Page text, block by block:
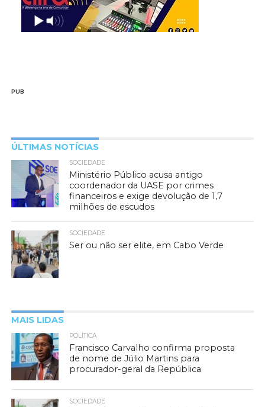
PUB
ÚLTIMAS NOTÍCIAS
SOCIEDADE
Ministério Público acusa antigo
coordenador da UASE por crimes
financeiros e exige devolução de 1,7
milhões de escudos
SOCIEDADE
Ser ou não ser elite, em Cabo Verde
MAIS LIDAS
POLÍTICA
Francisco Carvalho confirma proposta
de nome de Júlio Martins para
procurador-geral da República
SOCIEDADE